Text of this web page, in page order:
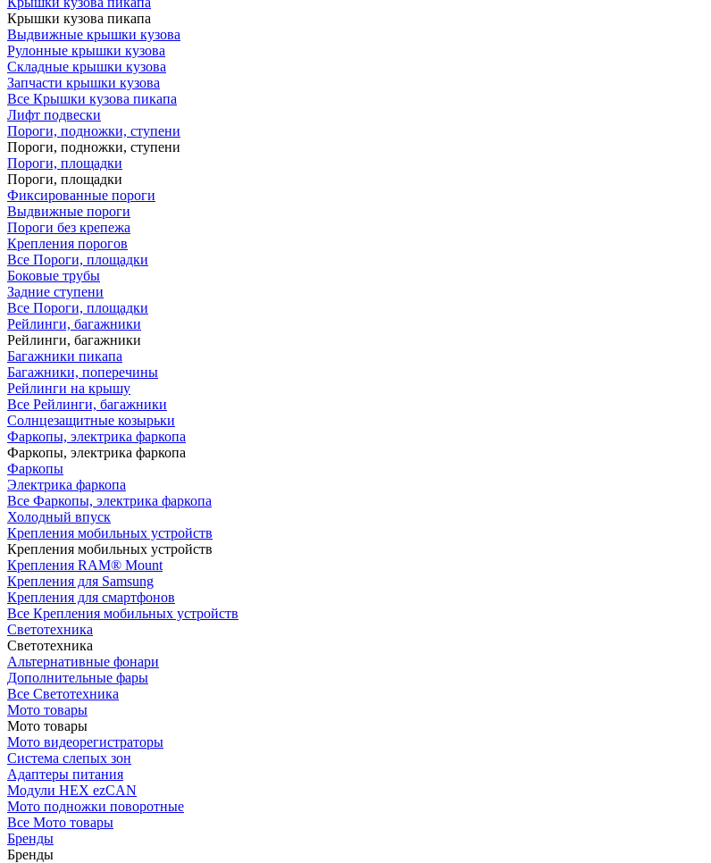
Крышки кузова пикапа
Выдвижные крышки кузова
Рулонные крышки кузова
Складные крышки кузова
Запчасти крышки кузова
Все Крышки кузова пикапа
Лифт подвески
Пороги, подножки, ступени
Пороги, подножки, ступени
Пороги, площадки
Пороги, площадки
Фиксированные пороги
Выдвижные пороги
Пороги без крепежа
Крепления порогов
Все Пороги, площадки
Боковые трубы
Задние ступени
Все Пороги, площадки
Рейлинги, багажники
Рейлинги, багажники
Багажники пикапа
Багажники, поперечины
Рейлинги на крышу
Все Рейлинги, багажники
Солнцезащитные козырьки
Фаркопы, электрика фаркопа
Фаркопы, электрика фаркопа
Фаркопы
Электрика фаркопа
Все Фаркопы, электрика фаркопа
Холодный впуск
Крепления мобильных устройств
Крепления мобильных устройств
Крепления RAM® Mount
Крепления для Samsung
Крепления для смартфонов
Все Крепления мобильных устройств
Светотехника
Светотехника
Альтернативные фонари
Дополнительные фары
Все Светотехника
Мото товары
Мото товары
Мото видеорегистраторы
Система слепых зон
Адаптеры питания
Модули HEX ezCAN
Мото подножки поворотные
Все Мото товары
Бренды
Бренды